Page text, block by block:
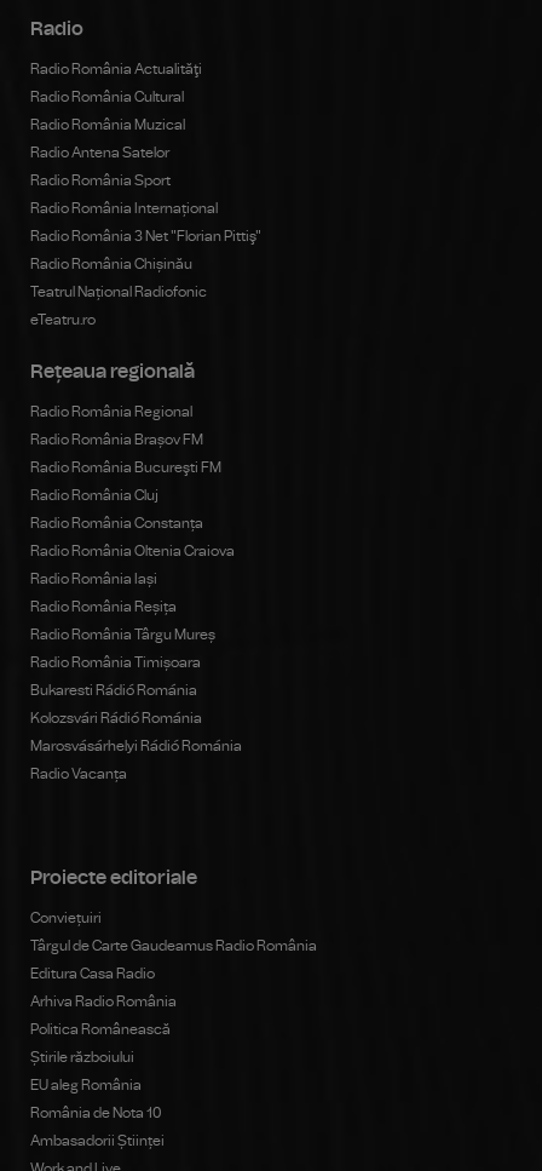
Radio
Radio România Actualităţi
Radio România Cultural
Radio România Muzical
Radio Antena Satelor
Radio România Sport
Radio România Internațional
Radio România 3 Net "Florian Pittiş"
Radio România Chișinău
Teatrul Național Radiofonic
eTeatru.ro
Rețeaua regională
Radio România Regional
Radio România Brașov FM
Radio România Bucureşti FM
Radio România Cluj
Radio România Constanța
Radio România Oltenia Craiova
Radio România Iași
Radio România Reșița
Radio România Târgu Mureș
Radio România Timișoara
Bukaresti Rádió Románia
Kolozsvári Rádió Románia
Marosvásárhelyi Rádió Románia
Radio Vacanța
Proiecte editoriale
Conviețuiri
Târgul de Carte Gaudeamus Radio România
Editura Casa Radio
Arhiva Radio România
Politica Românească
Știrile războiului
EU aleg România
România de Nota 10
Ambasadorii Științei